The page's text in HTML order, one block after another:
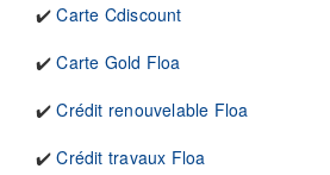
✔️Carte Cdiscount
✔️Carte Gold Floa
✔️Crédit renouvelable Floa
✔️Crédit travaux Floa